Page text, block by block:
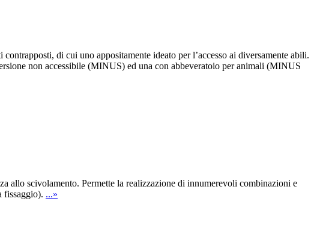
di cui uno appositamente ideato per l’accesso ai diversamente abili.
non accessibile (MINUS) ed una con abbeveratoio per animali (MINUS
allo scivolamento. Permette la realizzazione di innumerevoli combinazioni e
fissaggio). ...»